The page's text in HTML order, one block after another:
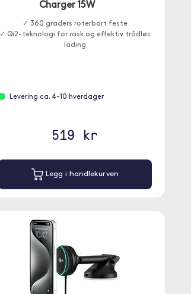
Charger 15W
✓ 360 graders roterbart feste
✓ Qi2-teknologi for rask og effektiv trådløs
lading
Levering ca. 4-10 hverdager
519 kr
Legg i handlekurven